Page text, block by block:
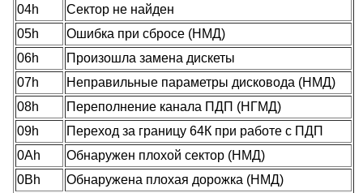
04h
Сектор не найден
05h
Ошибка при сбросе (НМД)
06h
Произошла замена дискеты
07h
Неправильные параметры дисковода (НМД)
08h
Переполнение канала ПДП (НГМД)
09h
Переход за границу 64К при работе с ПДП
0Ah
Обнаружен плохой сектор (НМД)
0Bh
Обнаружена плохая дорожка (НМД)